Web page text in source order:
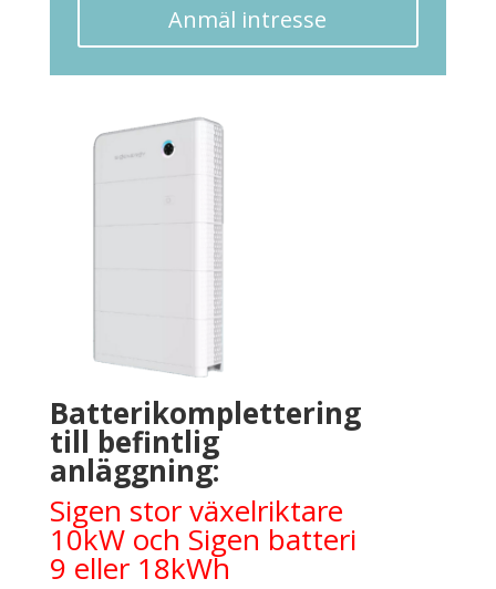
Anmäl intresse
Batterikomplettering
till befintlig
anläggning:
Sigen stor växelriktare
10kW och Sigen batteri
9 eller 18kWh